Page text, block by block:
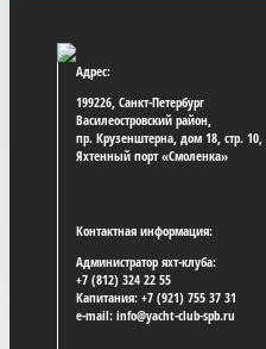
#19 | Полёт «Дракона»
#20 | Казан травы.
#21 | Резидент Дмитрий
#23 | «Полтавские»
#24 ｜ Любим Любич
Адрес:
199226, Санкт-Петербург
Василеостровский район,
пр. Крузенштерна, дом 18, стр. 10,
Яхтенный порт «Смоленка»
Контактная информация:
Администратор яхт-клуба:
+7 (812) 324 22 55
Капитания: +7 (921) 755 37 31
e-mail: info@yacht-club-spb.ru